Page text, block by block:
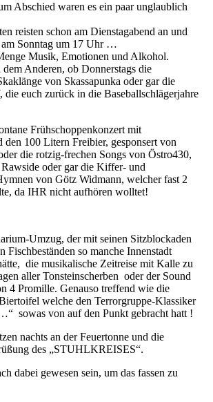
Abschied waren es ein paar unglaublich
reisten schon am Dienstagabend an und
Sonntag um 17 Uhr …
Musik, Emotionen und Alkohol.
Anderen, ob Donnerstags die
von Skassapunka oder gar die
die euch zurück in die Baseballschlägerjahre
Frühschoppenkonzert mit
den 100 Litern Freibier, gesponsert von
die rotzig-frechen Songs von Östro430,
oder gar die Kiffer- und
von Götz Widmann, welcher fast 2
da IHR nicht aufhören wolltet!
Umzug, der mit seinen Sitzblockaden
Fischbeständen so manche Innenstadt
die musikalische Zeitreise mit Kalle zu
aller Tonsteinscherben oder der Sound
4 Promille. Genauso treffend wie die
welche den Terrorgruppe-Klassiker
sowas von auf den Punkt gebracht hatt !
nachts an der Feuertonne und die
des „STUHLKREISES“.
dabei gewesen sein, um das fassen zu